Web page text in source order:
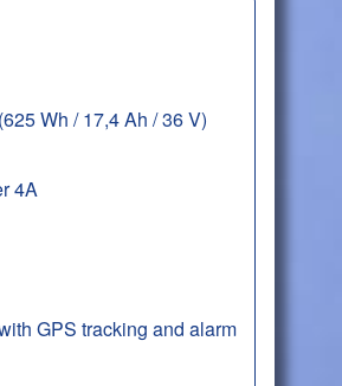
Wh / 17,4 Ah / 36 V)
4A
GPS tracking and alarm